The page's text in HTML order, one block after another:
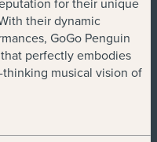
their dynamic
GoGo Penguin
perfectly embodies
musical vision of